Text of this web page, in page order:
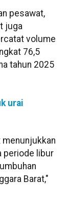
pesawat,
juga
volume
76,5
tahun 2025
urai
periode libur
Barat,"